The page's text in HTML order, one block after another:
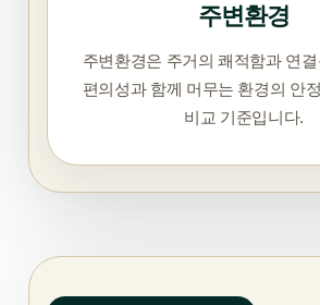
주변환경
주변환경은 주거의 쾌적함과 연
편의성과 함께 머무는 환경의 안
비교 기준입니다.